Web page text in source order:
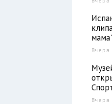
Вчера
Вчера